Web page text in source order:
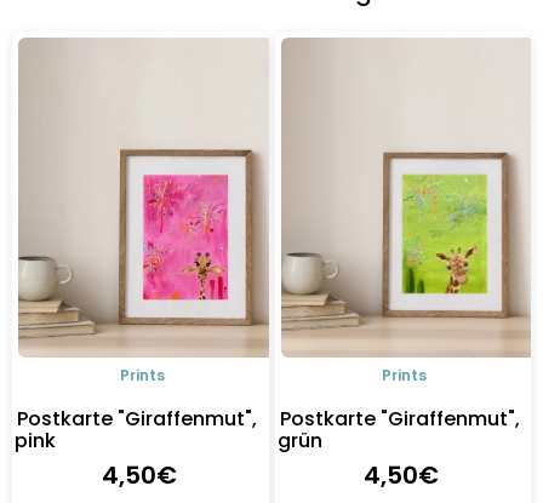
Details
Prints
Postkarte "Giraffenmut",
pink
4,50€
Details
Prints
Postkarte "Giraffenmut",
grün
4,50€